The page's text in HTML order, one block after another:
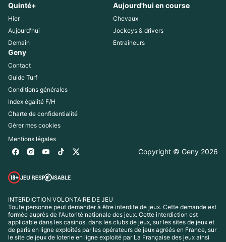
Quinté+
Hier
Aujourd'hui
Demain
Aujourd'hui en course
Chevaux
Jockeys & drivers
Entraîneurs
Geny
Contact
Guide Turf
Conditions générales
Index égalité F/H
Charte de confidentialité
Gérer mes cookies
Mentions légales
Copyright © Geny 2026
INTERDICTION VOLONTAIRE DE JEU
Toute personne peut demander à être interdite de jeux. Cette demande est
formée auprès de l'Autorité nationale des jeux. Cette interdiction est
applicable dans les casinos, dans les clubs de jeux, sur les sites de jeux et
de paris en ligne exploités par les opérateurs de jeux agréés en France, sur
le site de jeux de loterie en ligne exploité par La Française des jeux ainsi